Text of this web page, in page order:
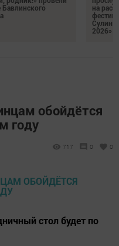
Бавлинского
на
2026»
обойдётся
году
717 0 0
стол будет по